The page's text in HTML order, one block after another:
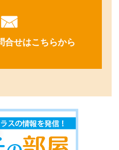
合せはこちらから